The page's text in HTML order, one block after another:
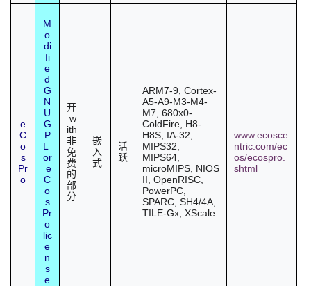
e
C
o
s
Pr
o
M
o
di
fi
e
d
G
N
U
G
P
L
or
e
C
o
s
Pr
o
lic
e
n
s
e
开
w
ith
非
免
费
的
部
分
嵌
入
式
活
跃
ARM7-9, Cortex-
A5-A9-M3-M4-
M7, 680x0-
ColdFire, H8-
H8S, IA-32,
MIPS32,
MIPS64,
microMIPS, NIOS
II, OpenRISC,
PowerPC,
SPARC, SH4/4A,
TILE-Gx, XScale
www.ecosce
ntric.com/ec
os/ecospro.
shtml